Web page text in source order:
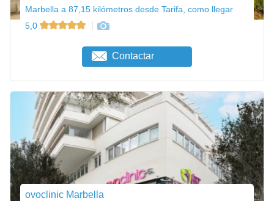
Marbella a 87,15 kilómetros desde Tarifa, como llegar
5,0
Contactar
ovoclinic Marbella